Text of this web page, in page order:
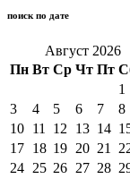
поиск по дате
Август 2026
Пн Вт Ср Чт Пт
1
3
4 5 6 7 8
10 11 12 13 14
17 18 19 20 21
24 25 26 27 28